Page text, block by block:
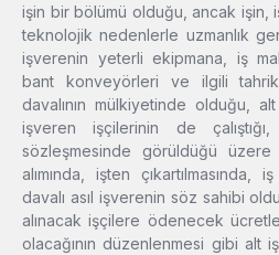
işin bir bölümü olduğu, ancak işin,
teknolojik nedenlerle uzmanlık
işverenin yeterli ekipmana, iş
bant konveyörleri ve ilgili
davalının mülkiyetinde olduğu,
işveren işçilerinin de
sözleşmesinde görüldüğü
alımında, işten çıkartılmasında,
davalı asıl işverenin söz sahibi
alınacak işçilere ödenecek
olacağının düzenlenmesi gibi